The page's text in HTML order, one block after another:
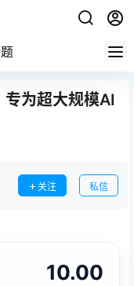
为超大规模AI
关注 私信
10.00